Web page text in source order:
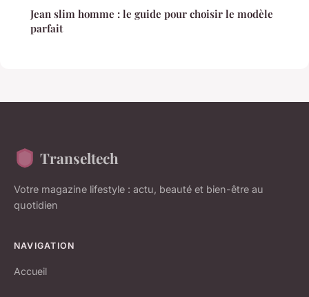
Jean slim homme : le guide pour choisir le modèle
parfait
Transeltech
Votre magazine lifestyle : actu, beauté et bien-être au
quotidien
NAVIGATION
Accueil